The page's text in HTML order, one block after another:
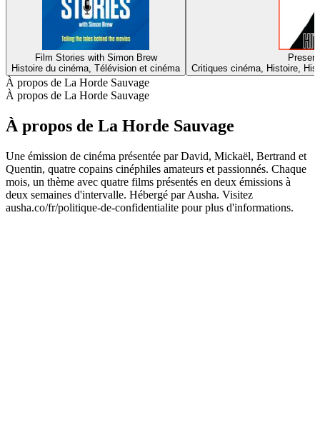
Film Stories with Simon Brew
Histoire du cinéma, Télévision et cinéma
Critiques cinéma, Histoire,
À propos de La Horde Sauvage
À propos de La Horde Sauvage
À propos de La Horde Sauvage
Une émission de cinéma présentée par David, Mickaël, Bertrand et
Quentin, quatre copains cinéphiles amateurs et passionnés. Chaque
mois, un thème avec quatre films présentés en deux émissions à
deux semaines d'intervalle. Hébergé par Ausha. Visitez
ausha.co/fr/politique-de-confidentialite pour plus d'informations.